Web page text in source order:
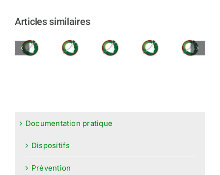
Articles similaires
Documentation pratique
Dispositifs
Prévention